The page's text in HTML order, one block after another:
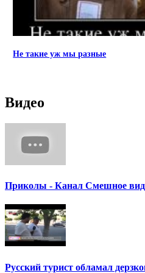
Не такие уж мы разные
Видео
Приколы - Канал Смешное
Русский турист обламал